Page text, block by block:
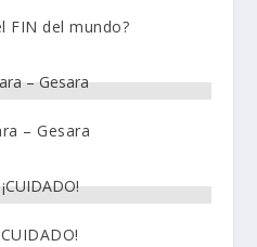
FIN del mundo?
– Gesara